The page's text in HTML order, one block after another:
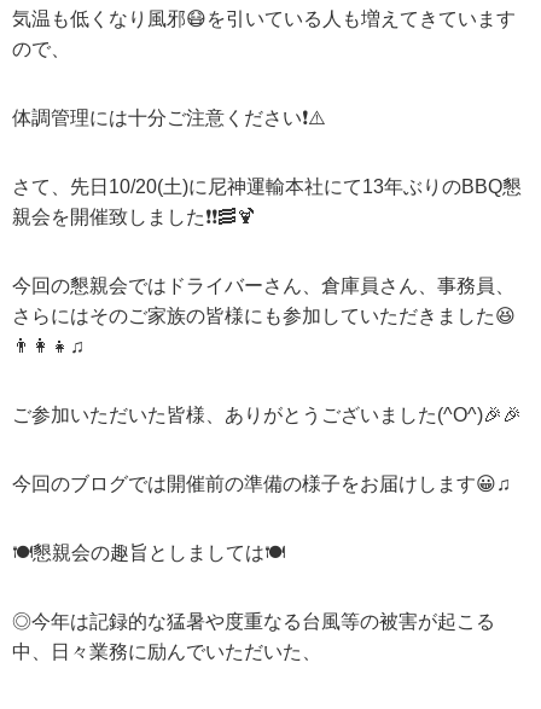
気温も低くなり風邪😷を引いている人も増えてきています
ので、
体調管理には十分ご注意ください❗️⚠️
さて、先日 10/20(土)に尼神運輸本社にて13年ぶりのBBQ懇
親会を開催致しました❗️❗️🥓🍹
今回の懇親会ではドライバーさん、倉庫員さん、事務員、
さらにはそのご家族の皆様にも参加していただきました😆
👨‍👩‍👧 ♫
ご参加いただいた皆様、ありがとうございました(^O^)🎉🎉
今回のブログでは開催前の準備の様子をお届けします😀♫
🍽懇親会の趣旨としましては🍽
◎今年は記録的な猛暑や度重なる台風等の被害が起こる
中、日々業務に励んでいただいた、